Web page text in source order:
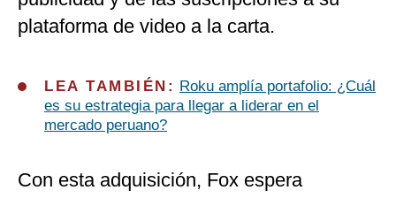
plataforma de video a la carta.
LEA TAMBIÉN:
Roku amplía portafolio: ¿Cuál
es su estrategia para llegar a liderar en el
mercado peruano?
Con esta adquisición, Fox espera